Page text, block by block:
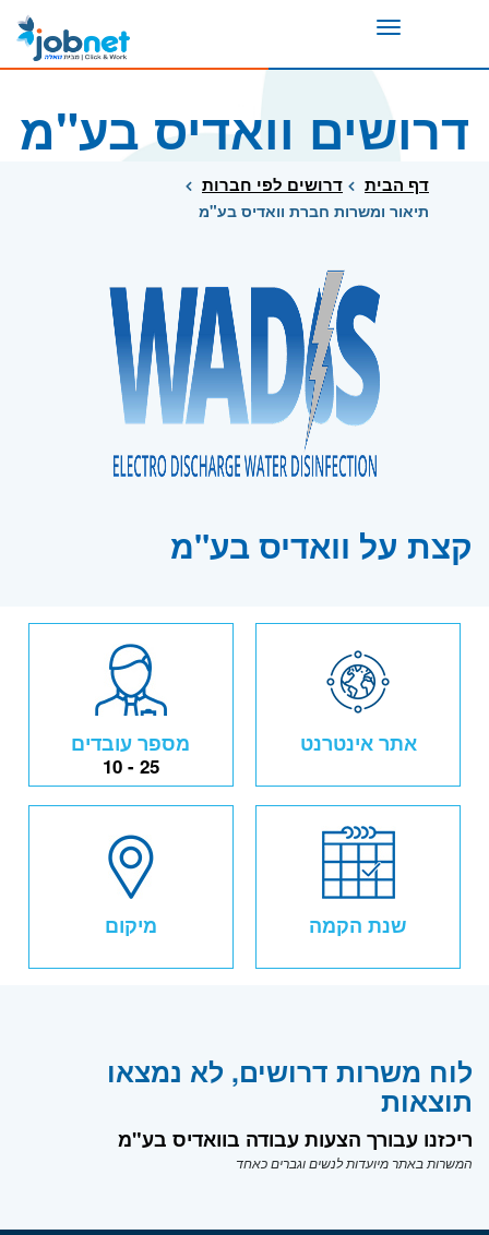
Toggle
דרושים וואדיס בע"מ
דף הבית דרושים לפי חברות
תיאור ומשרות חברת וואדיס בע"מ
קצת על וואדיס בע"מ
אתר אינטרנט מספר עובדים
10 - 25
שנת הקמה מיקום
לוח משרות דרושים, לא נמצאו
תוצאות
ריכזנו עבורך הצעות עבודה בוואדיס בע"מ
המשרות באתר מיועדות לנשים וגברים כאחד